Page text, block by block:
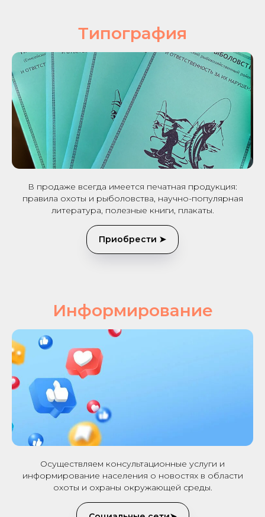
Типография
В продаже всегда имеется печатная продукция:
правила охоты и рыболовства, научно-популярная
литература, полезные книги, плакаты.
Приобрести ➤
Информирование
Осуществляем консультационные услуги и
информирование населения о новостях в области
охоты и охраны окружающей среды.